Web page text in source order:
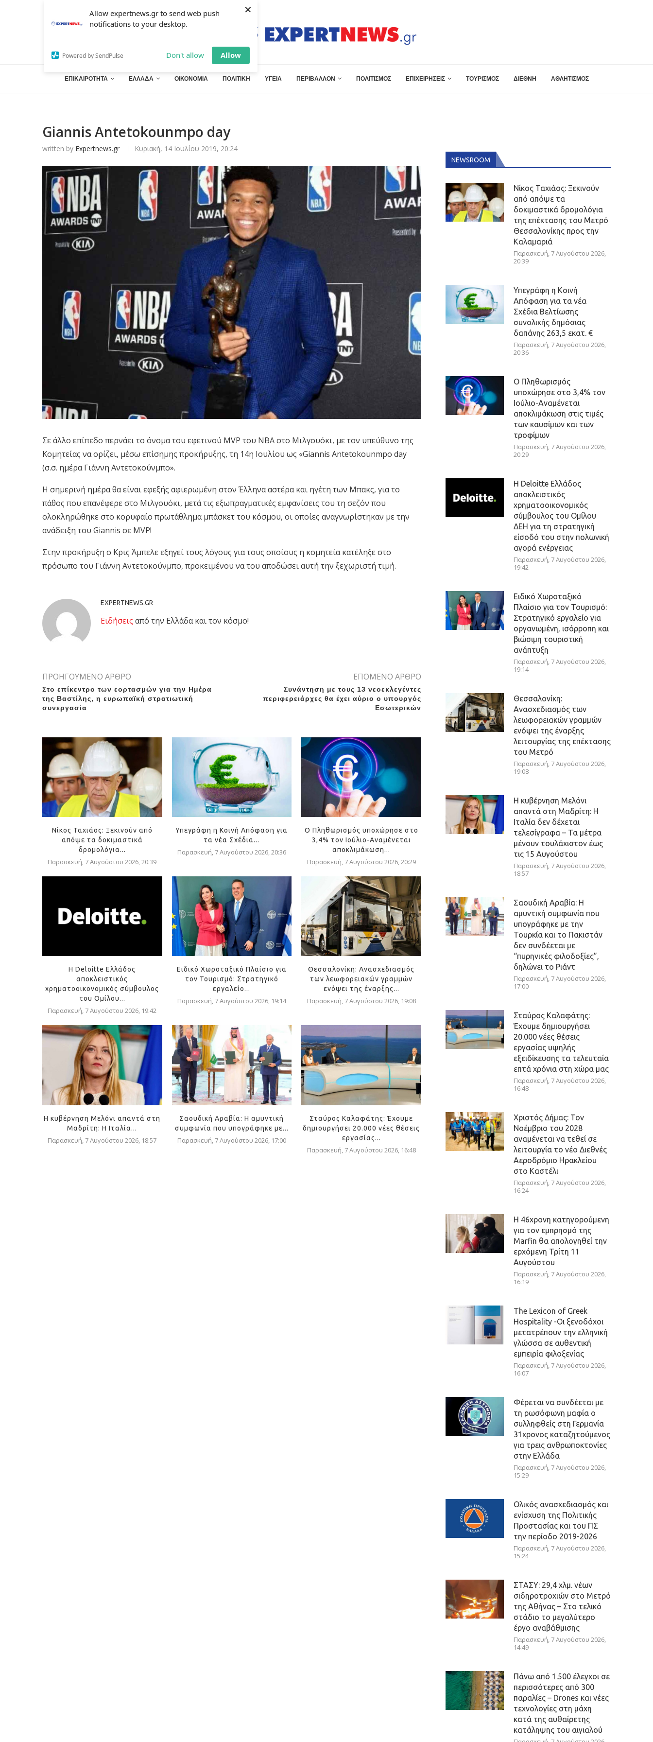
Allow expertnews.gr to send web push
notifications to your desktop.
Powered by SendPulse Don't allow Allow
×
ΕΠΙΚΑΙΡΟΤΗΤΑ ΕΛΛΑΔΑ ΟΙΚΟΝΟΜΙΑ ΠΟΛΙΤΙΚΗ ΥΓΕΙΑ ΠΕΡΙΒΑΛΛΟΝ ΠΟΛΙΤΙΣΜΟΣ ΕΠΙΧΕΙΡΗΣΕΙΣ ΤΟΥΡΙΣΜΟΣ ΔΙΕΘΝΗ ΑΘΛΗΤΙΣΜΟΣ
Giannis Antetokounmpo day
written by Expertnews.gr Κυριακή, 14 Ιουλίου 2019, 20:24
Σε άλλο επίπεδο περνάει το όνομα του εφετινού MVP του ΝΒΑ στο Μιλγουόκι, με τον υπεύθυνο της
Κομητείας να ορίζει, μέσω επίσημης προκήρυξης, τη 14η Ιουλίου ως «Giannis Antetokounmpo day
(σ.σ. ημέρα Γιάννη Αντετοκούνμπο».
Η σημερινή ημέρα θα είναι εφεξής αφιερωμένη στον Έλληνα αστέρα και ηγέτη των Μπακς, για το
πάθος που επανέφερε στο Μιλγουόκι, μετά τις εξωπραγματικές εμφανίσεις του τη σεζόν που
ολοκληρώθηκε στο κορυφαίο πρωτάθλημα μπάσκετ του κόσμου, οι οποίες αναγνωρίστηκαν με την
ανάδειξη του Giannis σε MVP!
Στην προκήρυξη ο Κρις Άμπελε εξηγεί τους λόγους για τους οποίους η κομητεία κατέληξε στο
πρόσωπο του Γιάννη Αντετοκούνμπο, προκειμένου να του αποδώσει αυτή την ξεχωριστή τιμή.
EXPERTNEWS.GR
Eιδήσεις από την Ελλάδα και τον κόσμο!
ΠΡΟΗΓΟΥΜΕΝΟ ΑΡΘΡΟ
Στο επίκεντρο των εορτασμών για την Ημέρα
της Βαστίλης, η ευρωπαϊκή στρατιωτική
συνεργασία
ΕΠΟΜΕΝΟ ΑΡΘΡΟ
Συνάντηση με τους 13 νεοεκλεγέντες
περιφερειάρχες θα έχει αύριο ο υπουργός
Εσωτερικών
Νίκος Ταχιάος: Ξεκινούν από
απόψε τα δοκιμαστικά
δρομολόγια...
Παρασκευή, 7 Αυγούστου 2026, 20:39
Υπεγράφη η Κοινή Απόφαση για
τα νέα Σχέδια...
Παρασκευή, 7 Αυγούστου 2026, 20:36
Ο Πληθωρισμός υποχώρησε στο
3,4% τον Ιούλιο-Αναμένεται
αποκλιμάκωση...
Παρασκευή, 7 Αυγούστου 2026, 20:29
Η Deloitte Ελλάδος
αποκλειστικός
χρηματοοικονομικός σύμβουλος
του Ομίλου...
Παρασκευή, 7 Αυγούστου 2026, 19:42
Ειδικό Χωροταξικό Πλαίσιο για
τον Τουρισμό: Στρατηγικό
εργαλείο...
Παρασκευή, 7 Αυγούστου 2026, 19:14
Θεσσαλονίκη: Ανασχεδιασμός
των λεωφορειακών γραμμών
ενόψει της έναρξης...
Παρασκευή, 7 Αυγούστου 2026, 19:08
Η κυβέρνηση Μελόνι απαντά στη
Μαδρίτη: Η Ιταλία...
Παρασκευή, 7 Αυγούστου 2026, 18:57
Σαουδική Αραβία: Η αμυντική
συμφωνία που υπογράφηκε με...
Παρασκευή, 7 Αυγούστου 2026, 17:00
Σταύρος Καλαφάτης: Έχουμε
δημιουργήσει 20.000 νέες θέσεις
εργασίας...
Παρασκευή, 7 Αυγούστου 2026, 16:48
NEWSROOM
Νίκος Ταχιάος: Ξεκινούν
από απόψε τα
δοκιμαστικά δρομολόγια
της επέκτασης του Μετρό
Θεσσαλονίκης προς την
Καλαμαριά
Παρασκευή, 7 Αυγούστου 2026,
20:39
Υπεγράφη η Κοινή
Απόφαση για τα νέα
Σχέδια Βελτίωσης
συνολικής δημόσιας
δαπάνης 263,5 εκατ. €
Παρασκευή, 7 Αυγούστου 2026,
20:36
Ο Πληθωρισμός
υποχώρησε στο 3,4% τον
Ιούλιο-Αναμένεται
αποκλιμάκωση στις τιμές
των καυσίμων και των
τροφίμων
Παρασκευή, 7 Αυγούστου 2026,
20:29
Η Deloitte Ελλάδος
αποκλειστικός
χρηματοοικονομικός
σύμβουλος του Ομίλου
ΔΕΗ για τη στρατηγική
είσοδό του στην πολωνική
αγορά ενέργειας
Παρασκευή, 7 Αυγούστου 2026,
19:42
Ειδικό Χωροταξικό
Πλαίσιο για τον Τουρισμό:
Στρατηγικό εργαλείο για
οργανωμένη, ισόρροπη και
βιώσιμη τουριστική
ανάπτυξη
Παρασκευή, 7 Αυγούστου 2026,
19:14
Θεσσαλονίκη:
Ανασχεδιασμός των
λεωφορειακών γραμμών
ενόψει της έναρξης
λειτουργίας της επέκτασης
του Μετρό
Παρασκευή, 7 Αυγούστου 2026,
19:08
Η κυβέρνηση Μελόνι
απαντά στη Μαδρίτη: Η
Ιταλία δεν δέχεται
τελεσίγραφα – Τα μέτρα
μένουν τουλάχιστον έως
τις 15 Αυγούστου
Παρασκευή, 7 Αυγούστου 2026,
18:57
Σαουδική Αραβία: Η
αμυντική συμφωνία που
υπογράφηκε με την
Τουρκία και το Πακιστάν
δεν συνδέεται με
“πυρηνικές φιλοδοξίες”,
δηλώνει το Ριάντ
Παρασκευή, 7 Αυγούστου 2026,
17:00
Σταύρος Καλαφάτης:
Έχουμε δημιουργήσει
20.000 νέες θέσεις
εργασίας υψηλής
εξειδίκευσης τα τελευταία
επτά χρόνια στη χώρα μας
Παρασκευή, 7 Αυγούστου 2026,
16:48
Χριστός Δήμας: Τον
Νοέμβριο του 2028
αναμένεται να τεθεί σε
λειτουργία το νέο Διεθνές
Αεροδρόμιο Ηρακλείου
στο Καστέλι
Παρασκευή, 7 Αυγούστου 2026,
16:24
Η 46χρονη κατηγορούμενη
για τον εμπρησμό της
Marfin θα απολογηθεί την
ερχόμενη Τρίτη 11
Αυγούστου
Παρασκευή, 7 Αυγούστου 2026,
16:19
The Lexicon of Greek
Hospitality -Οι ξενοδόχοι
μετατρέπουν την ελληνική
γλώσσα σε αυθεντική
εμπειρία φιλοξενίας
Παρασκευή, 7 Αυγούστου 2026,
16:07
Φέρεται να συνδέεται με
τη ρωσόφωνη μαφία ο
συλληφθείς στη Γερμανία
31χρονος καταζητούμενος
για τρεις ανθρωποκτονίες
στην Ελλάδα
Παρασκευή, 7 Αυγούστου 2026,
15:29
Ολικός ανασχεδιασμός και
ενίσχυση της Πολιτικής
Προστασίας και του ΠΣ
την περίοδο 2019-2026
Παρασκευή, 7 Αυγούστου 2026,
15:24
ΣΤΑΣΥ: 29,4 χλμ. νέων
σιδηροτροχιών στο Μετρό
της Αθήνας – Στο τελικό
στάδιο το μεγαλύτερο
έργο αναβάθμισης
Παρασκευή, 7 Αυγούστου 2026,
14:49
Πάνω από 1.500 έλεγχοι σε
περισσότερες από 300
παραλίες – Drones και νέες
τεχνολογίες στη μάχη
κατά της αυθαίρετης
κατάληψης του αιγιαλού